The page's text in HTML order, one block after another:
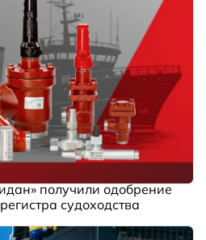
получили одобрение
судоходства